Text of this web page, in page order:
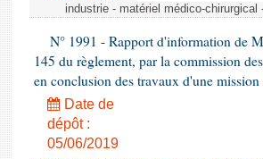
industrie - matériel médico-
N° 1991 - Rapport d'information de
145 du règlement, par la commission
en conclusion des travaux d'une
Date de
dépôt :
05/06/2019